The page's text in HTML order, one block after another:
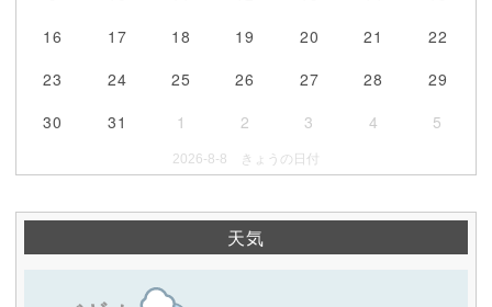
16
17 18 19 20 21
22
23
24 25 26 27 28
29
30
31 1 2 3 4 5
2026-8-8 きょうの日付
天気